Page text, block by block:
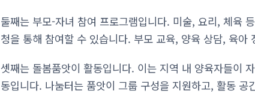
둘째는 부모-자녀 참여 프로그램입니다. 미술, 요리, 체육
청을 통해 참여할 수 있습니다. 부모 교육, 양육 상담, 육아
셋째는 돌봄품앗이 활동입니다. 이는 지역 내 양육자들이
동입니다. 나눔터는 품앗이 그룹 구성을 지원하고, 활동